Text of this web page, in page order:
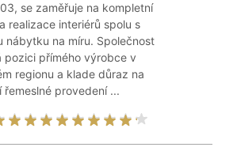
se zaměřuje na kompletní
realizace interiérů spolu s
nábytku na míru. Společnost
pozici přímého výrobce v
regionu a klade důraz na
řemeslné provedení ...